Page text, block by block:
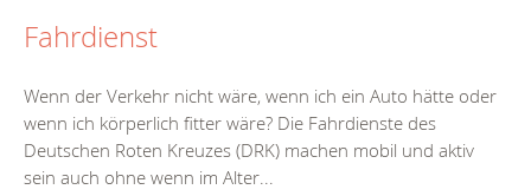
Fahrdienst
Wenn der Verkehr nicht wäre, wenn ich ein Auto hätte oder
wenn ich körperlich fitter wäre? Die Fahrdienste des
Deutschen Roten Kreuzes (DRK) machen mobil und aktiv
sein auch ohne wenn im Alter...